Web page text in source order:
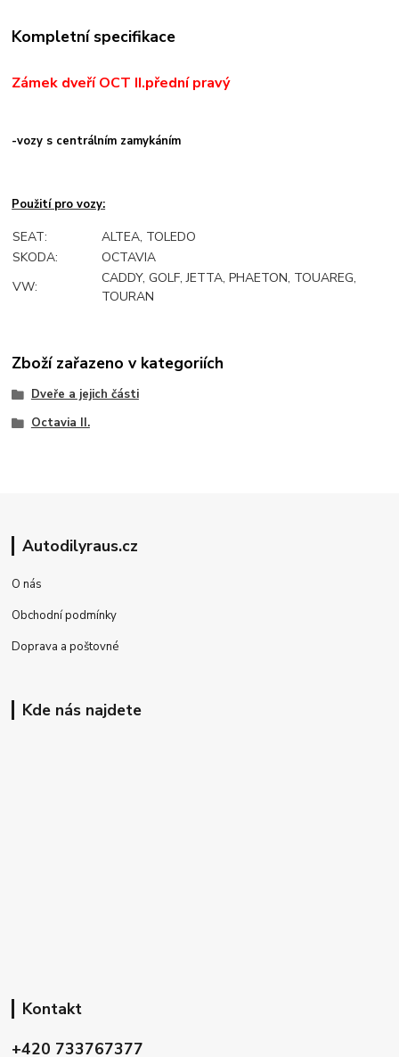
Kompletní specifikace
Zámek dveří OCT II.přední pravý
-vozy s centrálním zamykáním
Použití pro vozy:
SEAT:
ALTEA, TOLEDO
SKODA:
OCTAVIA
VW:
CADDY, GOLF, JETTA, PHAETON, TOUAREG,
TOURAN
Zboží zařazeno v kategoriích
Dveře a jejich části
Octavia II.
Autodilyraus.cz
O nás
Obchodní podmínky
Doprava a poštovné
Kde nás najdete
Kontakt
+420 733767377